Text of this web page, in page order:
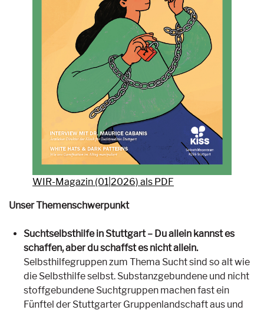
WIR-Magazin (01|2026) als PDF
Unser Themenschwerpunkt
Suchtselbsthilfe in Stuttgart – Du allein kannst es
schaffen, aber du schaffst es nicht allein.
Selbsthilfegruppen zum Thema Sucht sind so alt wie
die Selbsthilfe selbst. Substanzgebundene und nicht
stoffgebundene Suchtgruppen machen fast ein
Fünftel der Stuttgarter Gruppenlandschaft aus und